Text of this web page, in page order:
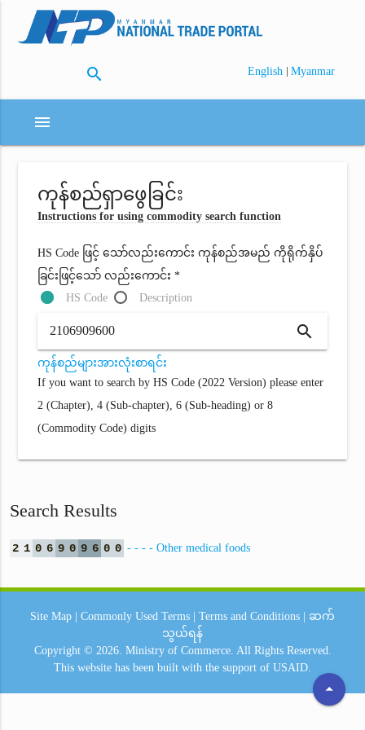
search English | Myanmar
menu
ကုန်စည်ရှာဖွေခြင်း
Instructions for using commodity search function
HS Code ဖြင့် သော်လည်းကောင်း ကုန်စည်အမည် ကိုရိုက်နှိပ်
ခြင်းဖြင့်သော် လည်းကောင်း *
HS Code
Description
search
ကုန်စည်များအားလုံးစာရင်း
If you want to search by HS Code (2022 Version) please enter
2 (Chapter), 4 (Sub-chapter), 6 (Sub-heading) or 8
(Commodity Code) digits
Search Results
2 1 0 6 9 0 9 6 0 0 - - - - Other medical foods
arrow_drop_up
Site Map Commonly Used Terms Terms and Conditions
ဆက်
သွယ်ရန်
Copyright © 2026. Ministry of Commerce. All Rights Reserved.
This website has been built with the support of USAID.